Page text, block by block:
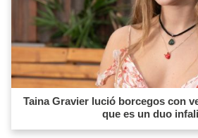
Taina Gravier lució borcegos con
que es un duo